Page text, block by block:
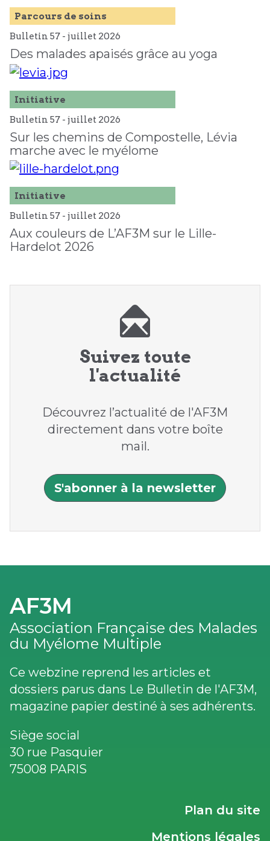
Parcours de soins
Bulletin 57 - juillet 2026
Des malades apaisés grâce au yoga
Initiative
Bulletin 57 - juillet 2026
Sur les chemins de Compostelle, Lévia
marche avec le myélome
Initiative
Bulletin 57 - juillet 2026
Aux couleurs de L’AF3M sur le Lille-
Hardelot 2026
Suivez toute
l'actualité
Découvrez l’actualité de l'AF3M
directement dans votre boîte
mail.
S'abonner à la newsletter
AF3M
Association Française des Malades
du Myélome Multiple
Ce webzine reprend les articles et
dossiers parus dans Le Bulletin de l'AF3M,
magazine papier destiné à ses adhérents.
Siège social
30 rue Pasquier
75008 PARIS
Plan du site
Mentions légales